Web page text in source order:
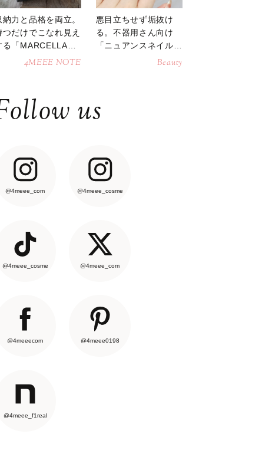
納力と品格を両立。
つだけでこなれ見え
る「MARCELLAト
トバッグ」
4MEEE NOTE
悪目立ちせず垢抜け
る。不器用さん向け
「ニュアンスネイル」
Beauty
us
@4meee_com @4meee_cosme
@4meee_cosme @4meee_com
@4meeecom @4meee0198
@4meee_f1real